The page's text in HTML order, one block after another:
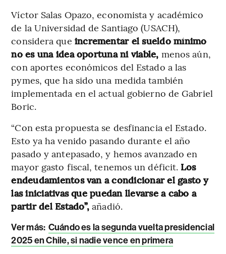
Víctor Salas Opazo, economista y académico
de la Universidad de Santiago (USACH),
considera que incrementar el sueldo mínimo
no es una idea oportuna ni viable, menos aún,
con aportes económicos del Estado a las
pymes, que ha sido una medida también
implementada en el actual gobierno de Gabriel
Boric.
“Con esta propuesta se desfinancia el Estado.
Esto ya ha venido pasando durante el año
pasado y antepasado, y hemos avanzado en
mayor gasto fiscal, tenemos un déficit. Los
endeudamientos van a condicionar el gasto y
las iniciativas que puedan llevarse a cabo a
partir del Estado”,añadió.
Ver más: Cuándo es la segunda vuelta presidencial
2025 en Chile, si nadie vence en primera